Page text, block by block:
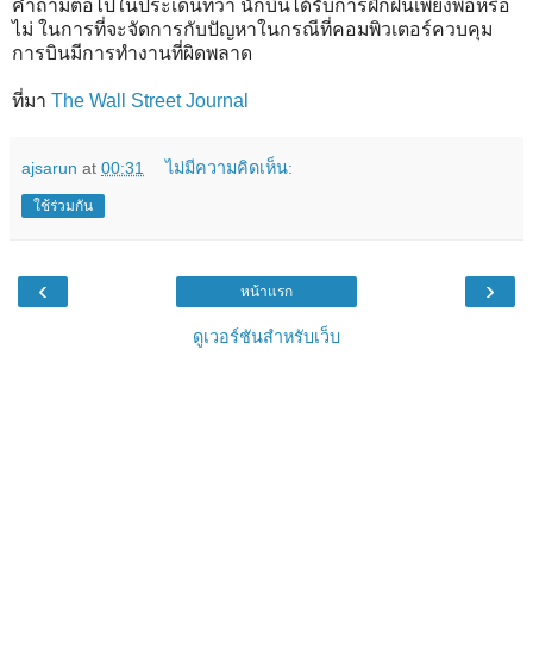
คำถามต่อไปในประเด็นที่ว่า นักบินได้รับการฝึกฝนเพียงพอหรือ
ไม่ ในการที่จะจัดการกับปัญหาในกรณีที่คอมพิวเตอร์ควบคุม
การบินมีการทำงานที่ผิดพลาด
ที่มา The Wall Street Journal
ajsarun at 00:31 ไม่มีความคิดเห็น:
ใช้ร่วมกัน
‹ ›
หน้าแรก
ดูเวอร์ชันสำหรับเว็บ